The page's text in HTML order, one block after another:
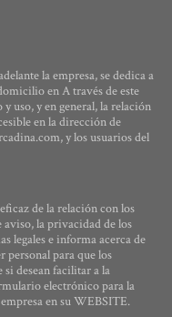
la empresa, se dedica a
en A través de este
uso, y en general, la relación
en la dirección de
y los usuarios del
de la relación con los
aviso, la privacidad de los
legales e informa acerca de
personal para que los
desean facilitar a la
electrónico para la
en su WEBSITE.